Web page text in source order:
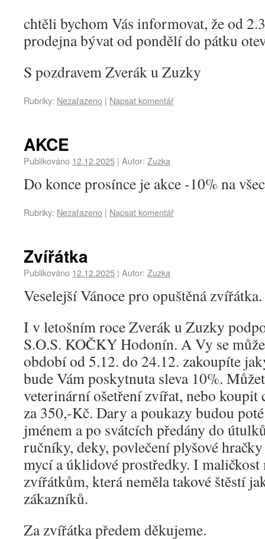
chtěli bychom Vás informovat, že od
prodejna bývat od pondělí do pátku
S pozdravem Zverák u Zuzky
Rubriky: Nezařazeno | Napsat komentář
AKCE
Publikováno 12.12.2025 | Autor: Zuzka
Do konce prosínce je akce -10% na
Rubriky: Nezařazeno | Napsat komentář
Zvířátka
Publikováno 12.12.2025 | Autor: Zuzka
Veselejší Vánoce pro opuštěná zvířátka.
I v letošním roce Zverák u Zuzky
S.O.S. KOČKY Hodonín. A Vy se
období od 5.12. do 24.12. zakoupíte
bude Vám poskytnuta sleva 10%.
veterinární ošetření zvířat, nebo
za 350,-Kč. Dary a poukazy budou
jménem a po svátcích předány do
ručníky, deky, povlečení plyšové
mycí a úklidové prostředky. I
zvířátkům, která neměla takové štěstí
zákazníků.
Za zvířátka předem děkujeme.